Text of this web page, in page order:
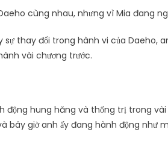
cùng nhau, nhưng vì Mia đang
sự thay đổi trong hành vi của Daeho,
vài chương trước.
động hung hăng và thống trị trong
bây giờ anh ấy đang hành động như